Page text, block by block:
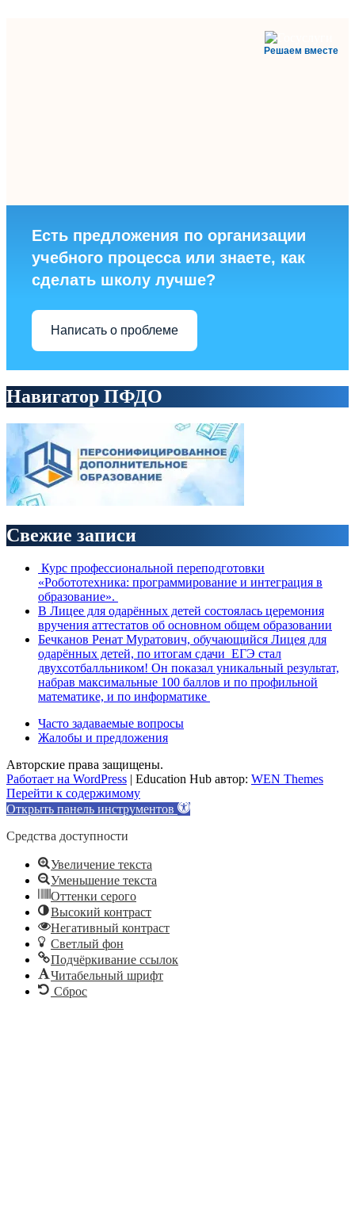
Решаем вместе
Есть предложения по организации
учебного процесса или знаете, как
сделать школу лучше?
Написать о проблеме
Навигатор ПФДО
Свежие записи
Курс профессиональной переподготовки
«Робототехника: программирование и интеграция в
образование».
В Лицее для одарённых детей состоялась церемония
вручения аттестатов об основном общем образовании
Бечканов Ренат Муратович, обучающийся Лицея для
одарённых детей, по итогам сдачи ЕГЭ стал
двухсотбалльником! Он показал уникальный результат,
набрав максимальные 100 баллов и по профильной
математике, и по информатике
Часто задаваемые вопросы
Жалобы и предложения
Авторские права защищены.
Работает на WordPress | Education Hub автор: WEN Themes
Перейти к содержимому
Открыть панель инструментов
Средства доступности
Увеличение текста
Уменьшение текста
Оттенки серого
Высокий контраст
Негативный контраст
Светлый фон
Подчёркивание ссылок
Читабельный шрифт
Сброс